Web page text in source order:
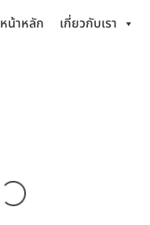
หน้าหลัก เกี่ยวกับเรา